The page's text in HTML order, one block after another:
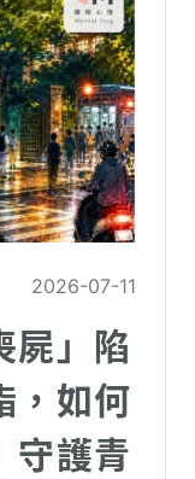
2026-07-11
屍」陷
，如何
守護青